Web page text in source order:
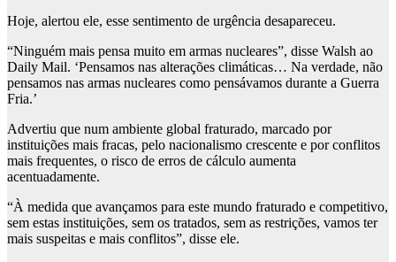
Hoje, alertou ele, esse sentimento de urgência desapareceu.
“Ninguém mais pensa muito em armas nucleares”, disse Walsh ao
Daily Mail. ‘Pensamos nas alterações climáticas… Na verdade, não
pensamos nas armas nucleares como pensávamos durante a Guerra
Fria.’
Advertiu que num ambiente global fraturado, marcado por
instituições mais fracas, pelo nacionalismo crescente e por conflitos
mais frequentes, o risco de erros de cálculo aumenta
acentuadamente.
“À medida que avançamos para este mundo fraturado e competitivo,
sem estas instituições, sem os tratados, sem as restrições, vamos ter
mais suspeitas e mais conflitos”, disse ele.